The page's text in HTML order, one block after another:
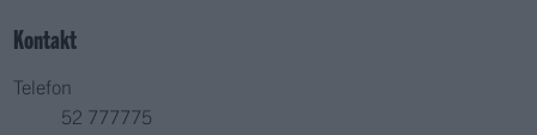
Kontakt
Telefon
52 777775